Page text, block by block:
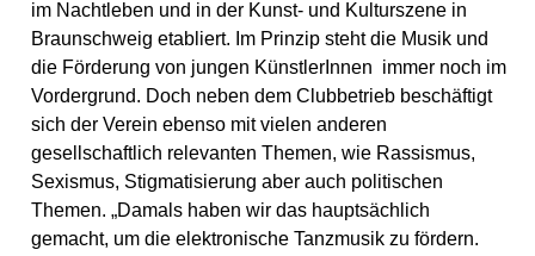
im Nachtleben und in der Kunst- und Kulturszene in
Braunschweig etabliert. Im Prinzip steht die Musik und
die Förderung von jungen KünstlerInnen immer noch im
Vordergrund. Doch neben dem Clubbetrieb beschäftigt
sich der Verein ebenso mit vielen anderen
gesellschaftlich relevanten Themen, wie Rassismus,
Sexismus, Stigmatisierung aber auch politischen
Themen. „Damals haben wir das hauptsächlich
gemacht, um die elektronische Tanzmusik zu fördern.